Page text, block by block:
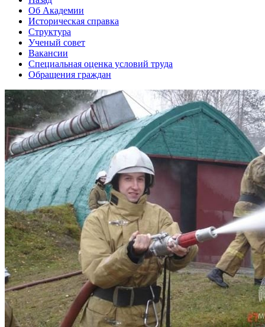
Об Академии
Историческая справка
Структура
Ученый совет
Вакансии
Специальная оценка условий труда
Обращения граждан